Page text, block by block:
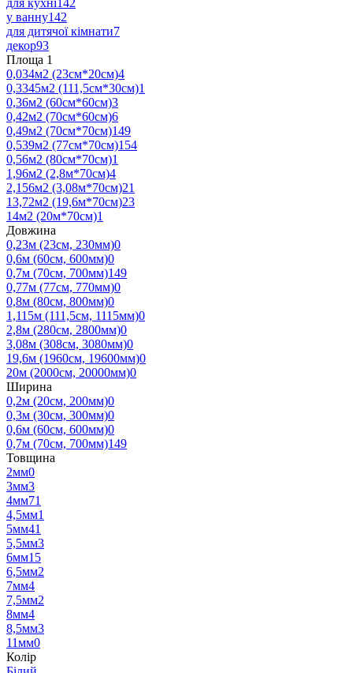
у ванну142
для дитячої кімнати7
декор93
Площа 1
0,034м2 (23см*20см)4
0,3345м2 (111,5см*30см)1
0,36м2 (60см*60см)3
0,42м2 (70см*60см)6
0,49м2 (70см*70см)149
0,539м2 (77см*70см)154
0,56м2 (80см*70см)1
1,96м2 (2,8м*70см)4
2,156м2 (3,08м*70см)21
13,72м2 (19,6м*70см)23
14м2 (20м*70см)1
Довжина
0,23м (23см, 230мм)0
0,6м (60см, 600мм)0
0,7м (70см, 700мм)149
0,77м (77см, 770мм)0
0,8м (80см, 800мм)0
1,115м (111,5см, 1115мм)0
2,8м (280см, 2800мм)0
3,08м (308см, 3080мм)0
19,6м (1960см, 19600мм)0
20м (2000см, 20000мм)0
Ширина
0,2м (20см, 200мм)0
0,3м (30см, 300мм)0
0,6м (60см, 600мм)0
0,7м (70см, 700мм)149
Товщина
2мм0
3мм3
4мм71
4,5мм1
5мм41
5,5мм3
6мм15
6,5мм2
7мм4
7,5мм2
8мм4
8,5мм3
11мм0
Колір